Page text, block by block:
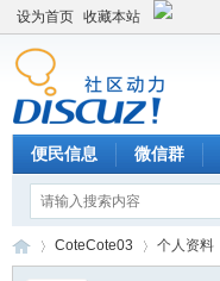
设为首页 收藏本站
便民信息 微信群
CoteCote03 个人资料